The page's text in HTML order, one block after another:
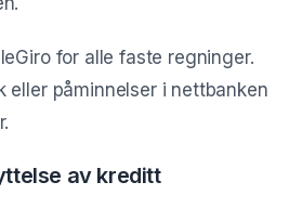
for alle faste regninger.
eller påminnelser i nettbanken
av kreditt